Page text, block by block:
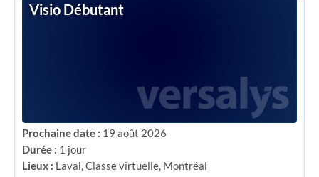
Visio Débutant
Prochaine date : 19 août 2026
Durée : 1 jour
Lieux : Laval,Classe virtuelle, Montréal